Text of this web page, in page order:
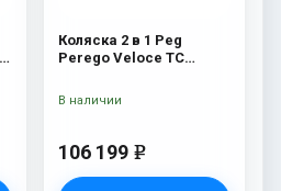
Коляска 2 в 1 Peg
Perego Veloce TC
106 199 e
В наличии